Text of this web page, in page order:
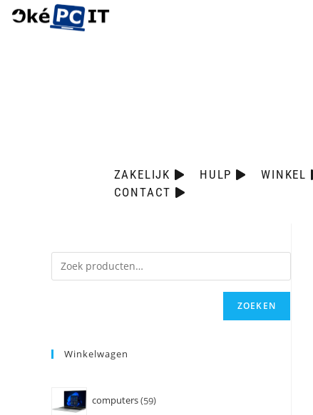
ZAKELIJK HULP WINKEL
CONTACT
ZOEKEN
Winkelwagen
computers 59